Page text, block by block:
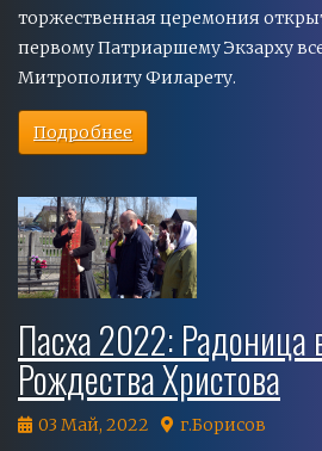
торжественная церемония
первому Патриаршему Экзарху
Митрополиту Филарету.
Подробнее
Пасха 2022: Радоница
Рождества Христова
03 Май, 2022
г.Борисов